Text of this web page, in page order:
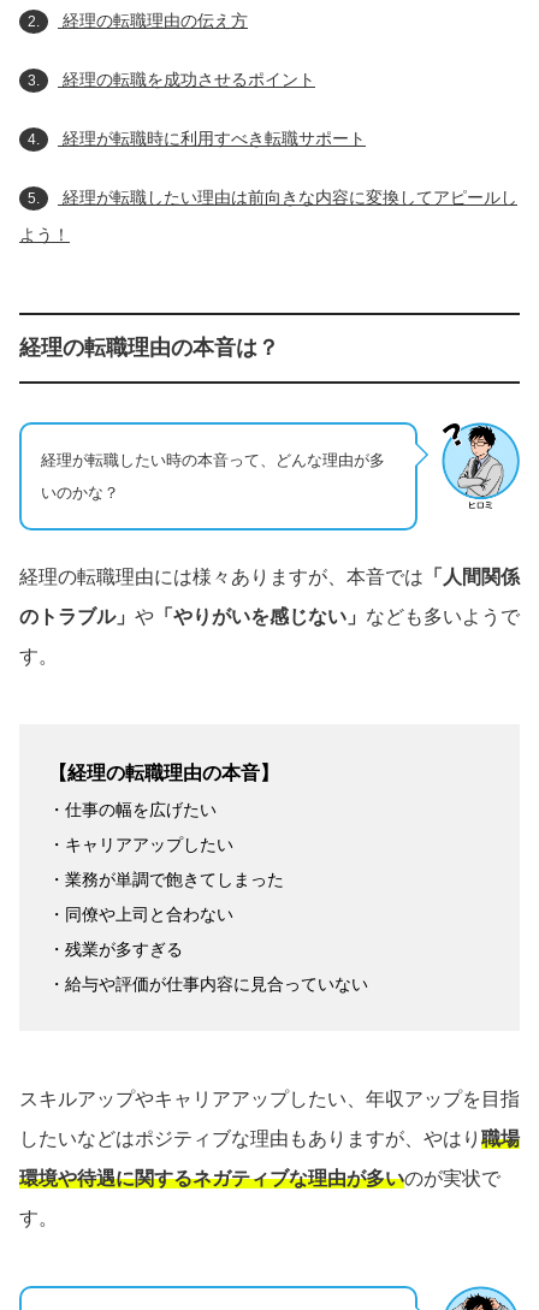
2. 経理の転職理由の伝え方
3. 経理の転職を成功させるポイント
4. 経理が転職時に利用すべき転職サポート
5.
経理が転職したい理由は前向きな内容に変換してアピールし
よう！
経理の転職理由の本音は？
経理が転職したい時の本音って、どんな理由が多
いのかな？
経理の転職理由には様々ありますが、本音では 「人間関係
のトラブル」 や 「やりがいを感じない」 なども多いようで
す。
【経理の転職理由の本音】
・仕事の幅を広げたい
・キャリアアップしたい
・業務が単調で飽きてしまった
・同僚や上司と合わない
・残業が多すぎる
・給与や評価が仕事内容に見合っていない
スキルアップやキャリアアップしたい、年収アップを目指
したいなどはポジティブな理由もありますが、やはり 職場
環境や待遇に関するネガティブな理由が多いのが実状で
す。